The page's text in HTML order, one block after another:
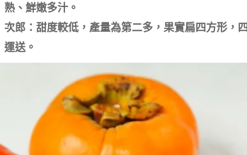
熟、鮮嫩多汁。
次郎：甜度較低，產量為第二多，果實扁四方形，